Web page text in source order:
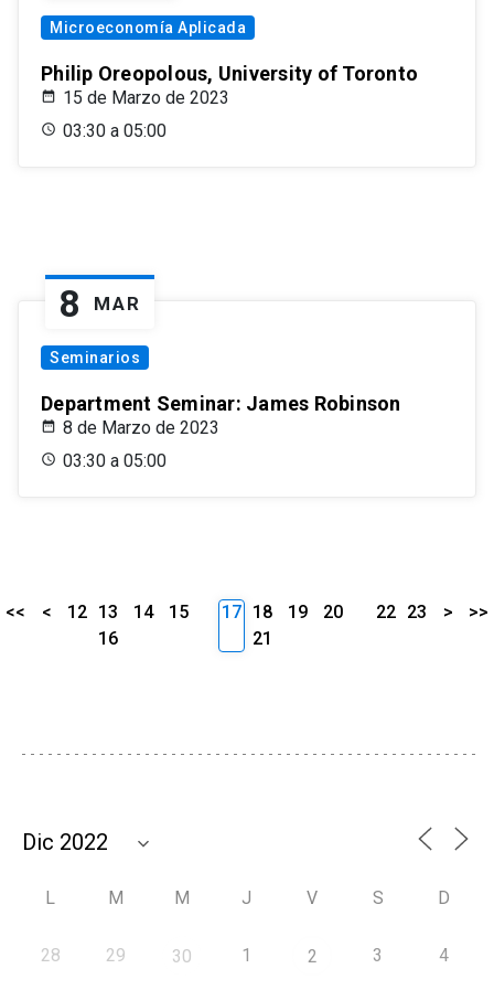
Microeconomía Aplicada
Philip Oreopolous, University of Toronto
15 de Marzo de 2023
03:30 a 05:00
8 MAR
Seminarios
Department Seminar: James Robinson
8 de Marzo de 2023
03:30 a 05:00
<< < 12 13 14
15
16
17 18 19
20
21
22 23 > >>
L M M J V S D
28 29 30 1 2 3 4